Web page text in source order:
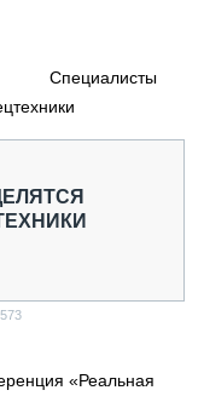
Специалисты
«Реальная